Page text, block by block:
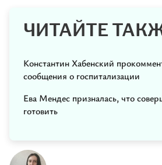
ЧИТАЙТЕ
Константин Хабенский
сообщения о госпитализации
Ева Мендес призналась, что
готовить